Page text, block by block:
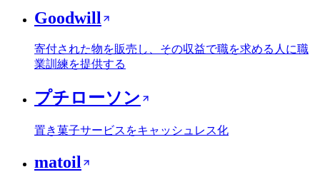
Goodwill
寄付された物を販売し、その収益で職を求める人に職
業訓練を提供する
プチローソン
置き菓子サービスをキャッシュレス化
matoil